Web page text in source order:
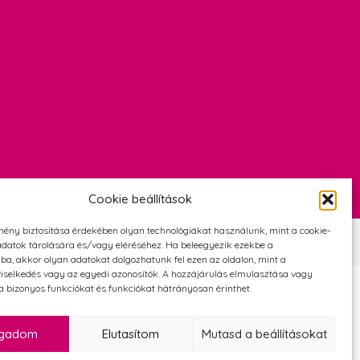
Cookie beállítások
biztosítása érdekében olyan technológiákat használunk, mint a cookie-
tárolására és/vagy eléréséhez. Ha beleegyezik ezekbe a
akkor olyan adatokat dolgozhatunk fel ezen az oldalon, mint a
vagy az egyedi azonosítók. A hozzájárulás elmulasztása vagy
bizonyos funkciókat és funkciókat hátrányosan érinthet.
Elutasítom Mutasd a beállításokat
FeltételekAdatvédelmi és cookie tájékoztató